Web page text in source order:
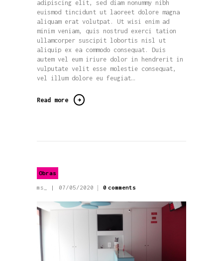
adipiscing elit, sed diam nonummy nibh
euismod tincidunt ut laoreet dolore magna
aliquam erat volutpat. Ut wisi enim ad
minim veniam, quis nostrud exerci tation
ullamcorper suscipit lobortis nisl ut
aliquip ex ea commodo consequat. Duis
autem vel eum iriure dolor in hendrerit in
vulputate velit esse molestie consequat,
vel illum dolore eu feugiat…
Read more
Obras
ms_ 07/05/2020 0 comments